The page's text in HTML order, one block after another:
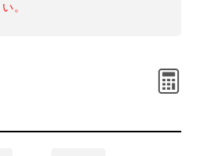
。